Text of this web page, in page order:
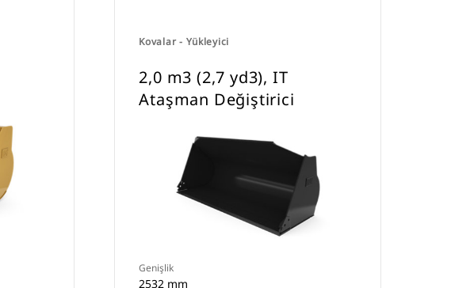
Kovalar - Yükleyici
2,0 m3 (2,7 yd3), IT
Ataşman Değiştirici
Genişlik
2532 mm